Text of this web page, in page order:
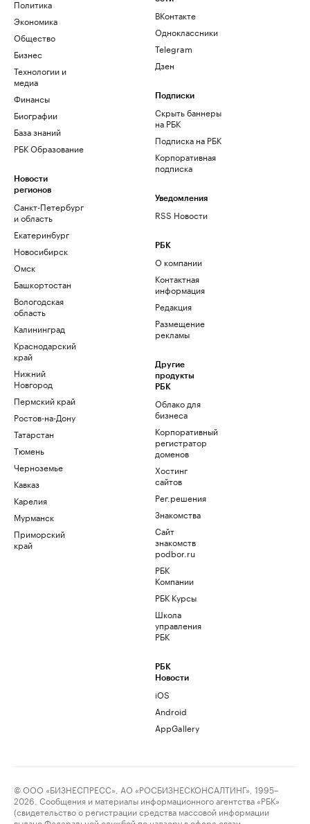
Политика
Экономика
Общество
Бизнес
Технологии и
медиа
Финансы
Биографии
База знаний
РБК Образование
Новости
регионов
Санкт-Петербург
и область
Екатеринбург
Новосибирск
Омск
Башкортостан
Вологодская
область
Калининград
Краснодарский
край
Нижний
Новгород
Пермский край
Ростов-на-Дону
Татарстан
Тюмень
Черноземье
Кавказ
Карелия
Мурманск
Приморский
край
ВКонтакте
Одноклассники
Telegram
Дзен
Подписки
Скрыть баннеры
на РБК
Подписка на РБК
Корпоративная
подписка
Уведомления
RSS Новости
РБК
О компании
Контактная
информация
Редакция
Размещение
рекламы
Другие
продукты
РБК
Облако для
бизнеса
Корпоративный
регистратор
доменов
Хостинг
сайтов
Рег.решения
Знакомства
Сайт
знакомств
podbor.ru
РБК
Компании
РБК Курсы
Школа
управления
РБК
РБК
Новости
iOS
Android
AppGallery
© ООО «БИЗНЕСПРЕСС», АО «РОСБИЗНЕСКОНСАЛТИНГ», 1995–
2026. Сообщения и материалы информационного агентства «РБК»
(свидетельство о регистрации средства массовой информации